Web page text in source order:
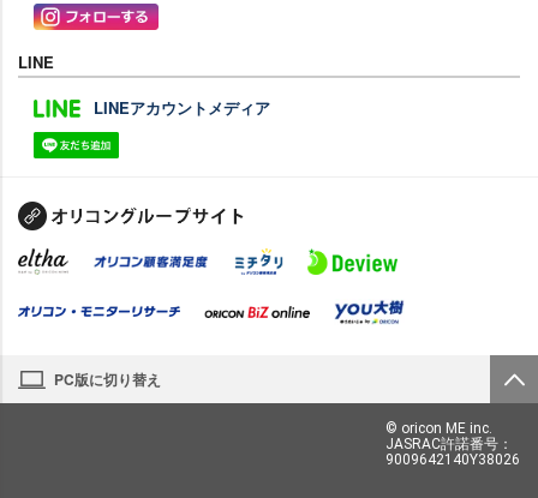
LINE
LINEアカウントメディア
PC版に切り替え
© oricon ME inc.
JASRAC許諾番号：
9009642140Y38026